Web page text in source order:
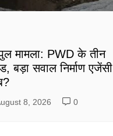
मामला: PWD के तीन
बड़ा सवाल निर्माण एजेंसी
8, 2026 0